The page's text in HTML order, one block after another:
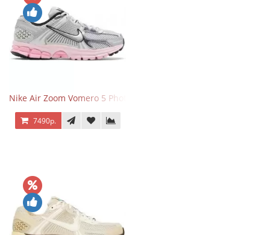
Nike Air Zoom Vomero 5 Photon Dust Pink Foam
7490р.